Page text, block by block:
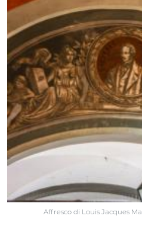
Affresco di Louis Jacques